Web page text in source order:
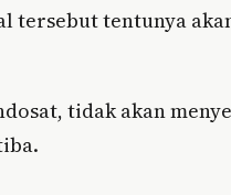
tersebut tentunya
tidak akan